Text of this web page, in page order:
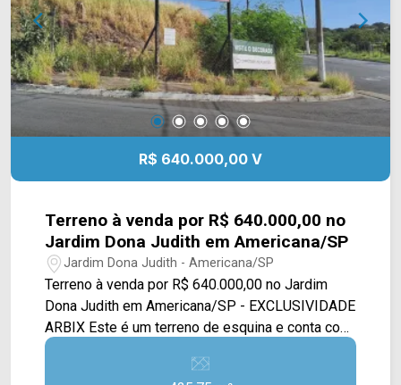
R$ 640.000,00 V
Terreno à venda por R$ 640.000,00 no
Jardim Dona Judith em Americana/SP
Jardim Dona Judith - Americana/SP
Terreno à venda por R$ 640.000,00 no Jardim
Dona Judith em Americana/SP - EXCLUSIVIDADE
ARBIX Este é um terreno de esquina e conta com
425M². Localizado na Av. Rafael Vitta, esse
terreno está em um ponto estratégico e de